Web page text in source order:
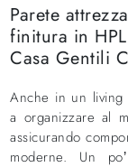
Parete
finitura in
Casa Gentili
Anche in un living
a organizzare al
assicurando
moderne. Un